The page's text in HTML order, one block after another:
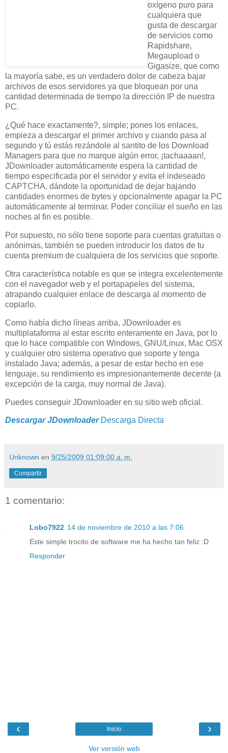
oxígeno puro para
cualquiera que
gusta de descargar
de servicios como
Rapidshare,
Megaupload o
Gigasize, que como
la mayoría sabe, es un verdadero dolor de cabeza bajar
archivos de esos servidores ya que bloquean por una
cantidad determinada de tiempo la dirección IP de nuestra
PC.
¿Qué hace exactamente?, simple; pones los enlaces,
empieza a descargar el primer archivo y cuando pasa al
segundo y tú estás rezándole al santito de los Download
Managers para que no marque algún error, ¡tachaaaan!,
JDownloader automáticamente espera la cantidad de
tiempo especificada por el servidor y evita el indeseado
CAPTCHA, dándote la oportunidad de dejar bajando
cantidades enormes de bytes y opcionalmente apagar la PC
automáticamente al terminar. Poder conciliar el sueño en las
noches al fin es posible.
Por supuesto, no sólo tiene soporte para cuentas gratuitas o
anónimas, también se pueden introducir los datos de tu
cuenta premium de cualquiera de los servicios que soporte.
Otra característica notable es que se integra excelentemente
con el navegador web y el portapapeles del sistema,
atrapando cualquier enlace de descarga al momento de
copiarlo.
Como había dicho líneas arriba, JDownloader es
multiplataforma al estar escrito enteramente en Java, por lo
que lo hace compatible con Windows, GNU/Linux, Mac OSX
y cualquier otro sistema operativo que soporte y tenga
instalado Java; además, a pesar de estar hecho en ese
lenguaje, su rendimiento es impresionantemente decente (a
excepción de la carga, muy normal de Java).
Puedes conseguir JDownloader en su sitio web oficial.
Descargar JDownloaderDescarga Directa
Unknown en 9/25/2009 01:09:00 a. m.
Compartir
1 comentario:
Lobo7922 14 de noviembre de 2010 a las 7:06
Este simple trocito de software me ha hecho tan feliz :D
Responder
‹ ›
Inicio
Ver versión web